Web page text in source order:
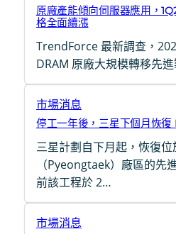
原廠產能傾向伺服器應用，
格全面續漲
TrendForce 最新調查，
DRAM 原廠大規模轉移先
市場消息
停工一年後，三星下個月恢復
三星計劃自下月起，恢復位
（Pyeongtaek）廠區的先
前該工程於 2…
市場消息